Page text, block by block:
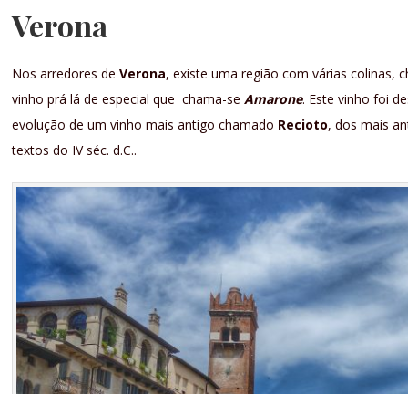
Verona
Nos arredores deVerona, existe uma região com várias colinas,
vinho prá lá de especial que chama-seAmarone. Este vinho foi
evolução de um vinho mais antigo chamado Recioto, dos mais
textos do IV séc. d.C..